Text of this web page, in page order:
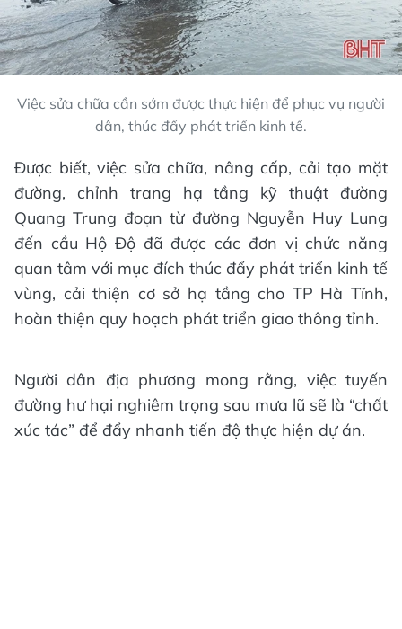
Việc sửa chữa cần sớm được thực hiện để phục vụ người
dân, thúc đẩy phát triển kinh tế.
Được biết, việc sửa chữa, nâng cấp, cải tạo mặt
đường, chỉnh trang hạ tầng kỹ thuật đường
Quang Trung đoạn từ đường Nguyễn Huy Lung
đến cầu Hộ Độ đã được các đơn vị chức năng
quan tâm với mục đích thúc đẩy phát triển kinh tế
vùng, cải thiện cơ sở hạ tầng cho TP Hà Tĩnh,
hoàn thiện quy hoạch phát triển giao thông tỉnh.
Người dân địa phương mong rằng, việc tuyến
đường hư hại nghiêm trọng sau mưa lũ sẽ là “chất
xúc tác” để đẩy nhanh tiến độ thực hiện dự án.